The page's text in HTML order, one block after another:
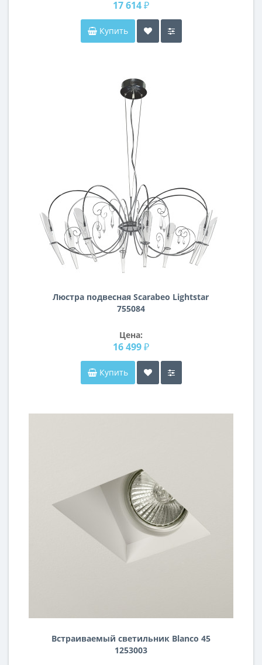
17 614 ₽
Купить
Люстра подвесная Scarabeo Lightstar
755084
Цена:
16 499 ₽
Купить
Встраиваемый светильник Blanco 45
1253003